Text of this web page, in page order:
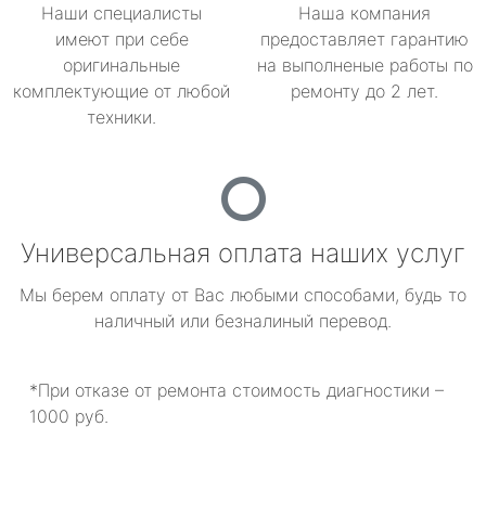
Наши специалисты
имеют при себе
оригинальные
комплектующие от любой
техники.
Наша компания
предоставляет гарантию
на выполненые работы по
ремонту до 2 лет.
Универсальная оплата наших услуг
Мы берем оплату от Вас любыми способами, будь то
наличный или безналиный перевод.
*При отказе от ремонта стоимость диагностики –
1000 руб.